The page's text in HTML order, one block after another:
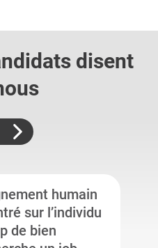
disent
humain
sur l’individu
de bien